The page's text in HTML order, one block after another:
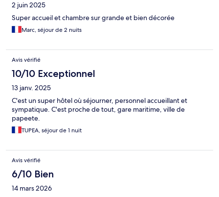
2 juin 2025
Super accueil et chambre sur grande et bien décorée
Marc, séjour de 2 nuits
Avis vérifié
10/10 Exceptionnel
13 janv. 2025
C'est un super hôtel où séjourner, personnel accueillant et
sympatique. C'est proche de tout, gare maritime, ville de
papeete.
TUPEA, séjour de 1 nuit
Avis vérifié
6/10 Bien
14 mars 2026